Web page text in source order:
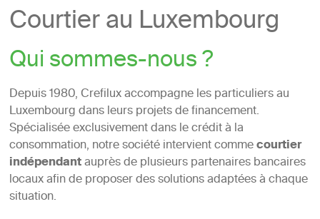
Courtier au Luxembourg
Qui sommes-nous ?
Depuis 1980, Crefilux accompagne les particuliers au
Luxembourg dans leurs projets de financement.
Spécialisée exclusivement dans le crédit à la
consommation, notre société intervient commecourtier
indépendantauprès de plusieurs partenaires bancaires
locaux afin de proposer des solutions adaptées à chaque
situation.